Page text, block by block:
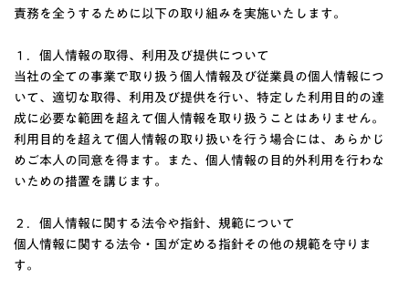
責務を全うするために以下の取り組みを実施いたします。
１．個人情報の取得、利用及び提供について
当社の全ての事業で取り扱う個人情報及び従業員の個人情報につ
いて、適切な取得、利用及び提供を行い、特定した利用目的の達
成に必要な範囲を超えて個人情報を取り扱うことはありません。
利用目的を超えて個人情報の取り扱いを行う場合には、あらかじ
めご本人の同意を得ます。また、個人情報の目的外利用を行わな
いための措置を講じます。
２．個人情報に関する法令や指針、規範について
個人情報に関する法令・国が定める指針その他の規範を守りま
す。